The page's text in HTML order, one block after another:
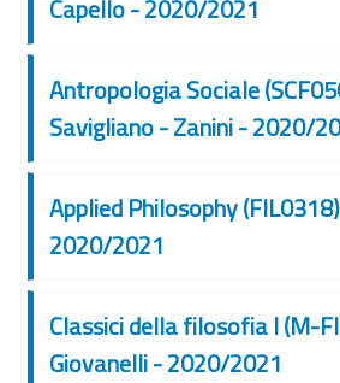
Capello - 2020/2021
Antropologia Sociale
Savigliano - Zanini - 2020/
Applied Philosophy
2020/2021
Classici della filosofia I (M-
Giovanelli - 2020/2021